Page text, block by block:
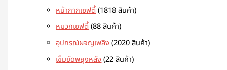
หน้ากากเซฟตี้ 1818 สินค้า
หมวกเซฟตี้ 88 สินค้า
อุปกรณ์ผจญเพลิง 2020 สินค้า
เข็มขัดพยุงหลัง 22 สินค้า